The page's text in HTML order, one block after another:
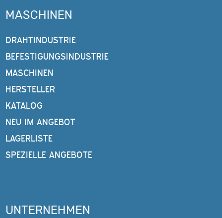
MASCHINEN
DRAHTINDUSTRIE
BEFESTIGUNGSINDUSTRIE
MASCHINEN
HERSTELLER
KATALOG
NEU IM ANGEBOT
LAGERLISTE
SPEZIELLE ANGEBOTE
UNTERNEHMEN